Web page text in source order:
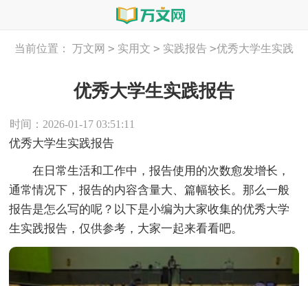
当前位置： 万文网 > 实用文 > 实践报告 >优秀大学生实践
优秀大学生实践报告
时间：2026-01-17 03:51:11
优秀大学生实践报告
在日常生活和工作中，报告使用的次数愈发增长，
通常情况下，报告的内容含量大、篇幅较长。那么一般
报告是怎么写的呢？以下是小编为大家收集的优秀大学
生实践报告，仅供参考，大家一起来看看吧。